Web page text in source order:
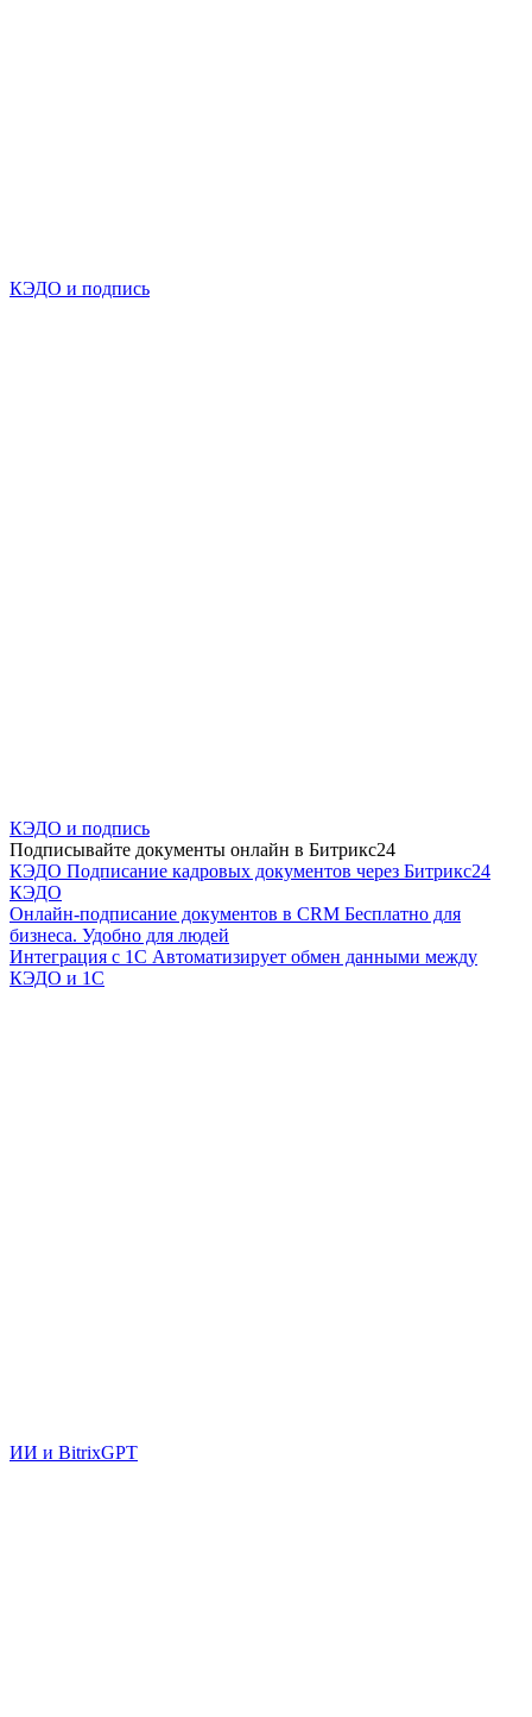
КЭДО и подпись
КЭДО и подпись
Подписывайте документы онлайн в Битрикс24
КЭДО Подписание кадровых документов через Битрикс24
КЭДО
Онлайн-подписание документов в CRM Бесплатно для
бизнеса. Удобно для людей
Интеграция с 1С Автоматизирует обмен данными между
КЭДО и 1С
ИИ и BitrixGPT